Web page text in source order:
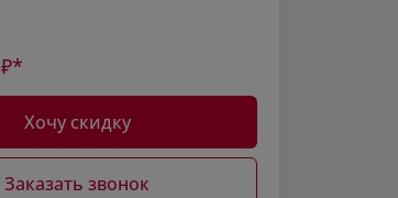
₽*
Хочу скидку
Заказать звонок